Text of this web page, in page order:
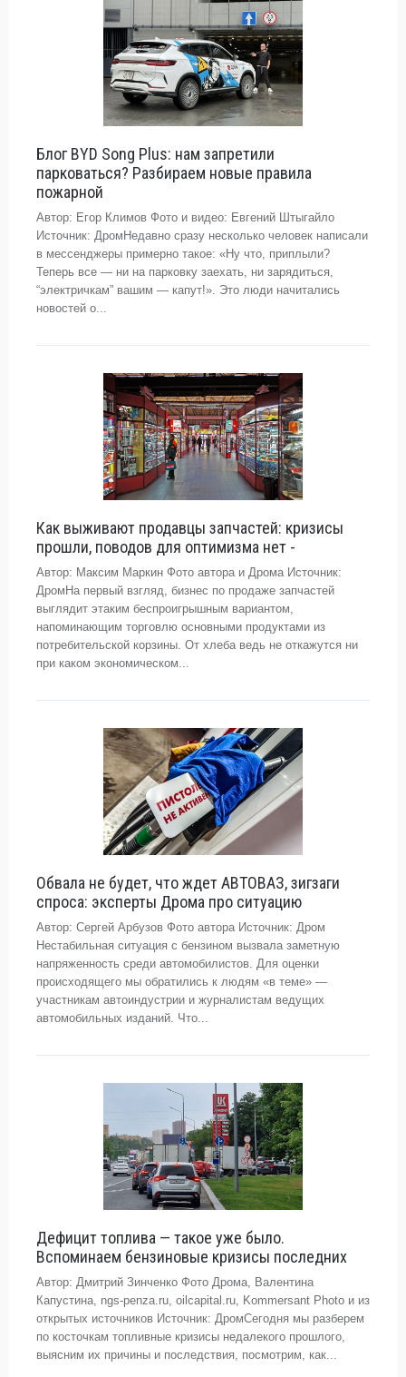
Блог BYD Song Plus: нам запретили
парковаться? Разбираем новые правила
пожарной
Автор: Егор Климов Фото и видео: Евгений Штыгайло
Источник: ДромНедавно сразу несколько человек написали
в мессенджеры примерно такое: «Ну что, приплыли?
Теперь все — ни на парковку заехать, ни зарядиться,
“электричкам” вашим — капут!». Это люди начитались
новостей о...
Как выживают продавцы запчастей: кризисы
прошли, поводов для оптимизма нет -
Автор: Максим Маркин Фото автора и Дрома Источник:
ДромНа первый взгляд, бизнес по продаже запчастей
выглядит этаким беспроигрышным вариантом,
напоминающим торговлю основными продуктами из
потребительской корзины. От хлеба ведь не откажутся ни
при каком экономическом...
Обвала не будет, что ждет АВТОВАЗ, зигзаги
спроса: эксперты Дрома про ситуацию
Автор: Сергей Арбузов Фото автора Источник: Дром
Нестабильная ситуация с бензином вызвала заметную
напряженность среди автомобилистов. Для оценки
происходящего мы обратились к людям «в теме» —
участникам автоиндустрии и журналистам ведущих
автомобильных изданий. Что...
Дефицит топлива — такое уже было.
Вспоминаем бензиновые кризисы последних
Автор: Дмитрий Зинченко Фото Дрома, Валентина
Капустина, ngs-penza.ru, oilcapital.ru, Kommersant Photo и из
открытых источников Источник: ДромСегодня мы разберем
по косточкам топливные кризисы недалекого прошлого,
выясним их причины и последствия, посмотрим, как...